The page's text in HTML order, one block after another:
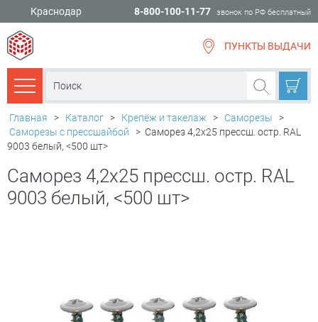
Краснодар 8-800-100-11-77 звонок по РФ бесплатный
ПУНКТЫ ВЫДАЧИ
Каталог товаров
Главная > Каталог > Крепёж и такелаж > Саморезы
>
Саморезы с прессшайбой
> Саморез 4,2х25 прессш. остр. RAL
9003 белый, <500 шт>
Саморез 4,2х25 прессш. остр. RAL
9003 белый, <500 шт>